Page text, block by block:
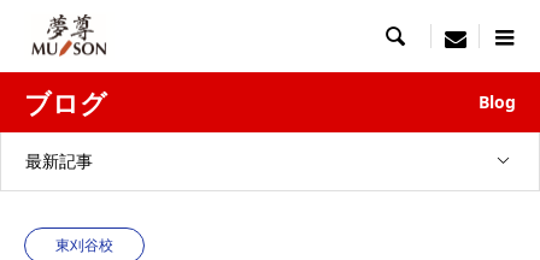
 menu
ブログ Blog
最新記事
東刈谷校